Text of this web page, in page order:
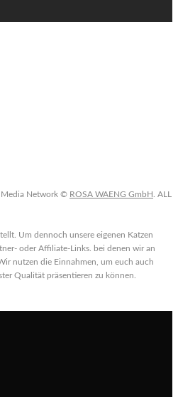
Media Network © ROSA WAENG GmbH . ALL
Um dennoch unsere eigenen Katzen
oder Affiliate-Links. bei denen wir an
nutzen die Einnahmen, um euch auch
Qualität präsentieren zu können.